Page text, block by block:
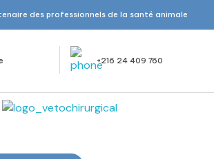
des professionnels de la santé animale
+216 24 409 760
Veto Chirurgical